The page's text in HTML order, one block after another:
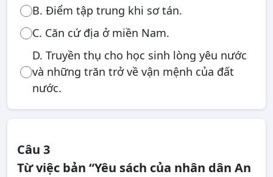
B. Điểm tập trung khi sơ tán.
C. Căn cứ địa ở miền Nam.
D. Truyền thụ cho học sinh lòng yêu nước
và những trăn trở về vận mệnh của đất
nước.
Câu 3
Từ việc bản “Yêu sách của nhân dân An